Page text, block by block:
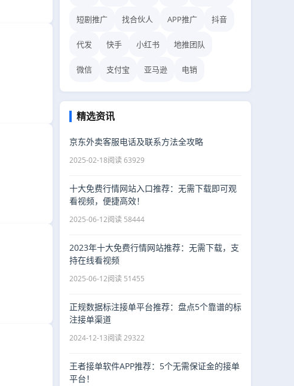
短剧推广 找合伙人 APP推广 抖音
代发 快手 小红书 地推团队
微信 支付宝 亚马逊 电销
精选资讯
京东外卖客服电话及联系方法全攻略
2025-02-18阅读 63929
十大免费行情网站入口推荐：无需下载即可观
看视频，便捷高效！
2025-06-12阅读 58444
2023年十大免费行情网站推荐：无需下载，支
持在线看视频
2025-06-12阅读 51455
正规数据标注接单平台推荐：盘点5个靠谱的标
注接单渠道
2024-12-13阅读 29322
王者接单软件APP推荐：5个无需保证金的接单
平台！